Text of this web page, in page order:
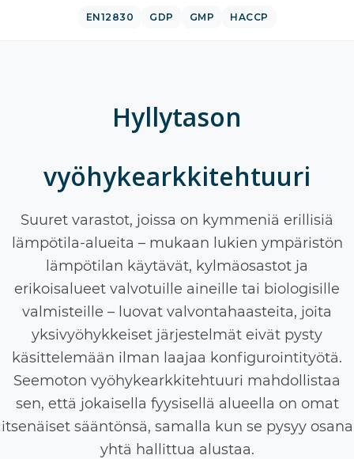
EN12830 GDP GMP HACCP
Hyllytason
vyöhykearkkitehtuuri
Suuret varastot, joissa on kymmeniä erillisiä
lämpötila-alueita – mukaan lukien ympäristön
lämpötilan käytävät, kylmäosastot ja
erikoisalueet valvotuille aineille tai biologisille
valmisteille – luovat valvontahaasteita, joita
yksivyöhykkeiset järjestelmät eivät pysty
käsittelemään ilman laajaa konfigurointityötä.
Seemoton vyöhykearkkitehtuuri mahdollistaa
sen, että jokaisella fyysisellä alueella on omat
itsenäiset sääntönsä, samalla kun se pysyy osana
yhtä hallittua alustaa.